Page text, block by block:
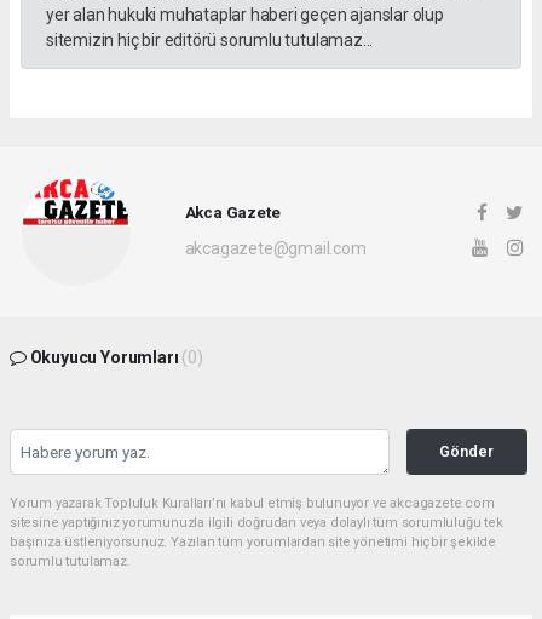
yer alan hukuki muhataplar haberi geçen ajanslar olup
sitemizin hiç bir editörü sorumlu tutulamaz...
Akca Gazete
akcagazete@gmail.com
Okuyucu Yorumları (0)
Gönder
Yorum yazarak Topluluk Kuralları’nı kabul etmiş bulunuyor ve akcagazete.com
sitesine yaptığınız yorumunuzla ilgili doğrudan veya dolaylı tüm sorumluluğu tek
başınıza üstleniyorsunuz. Yazılan tüm yorumlardan site yönetimi hiçbir şekilde
sorumlu tutulamaz.